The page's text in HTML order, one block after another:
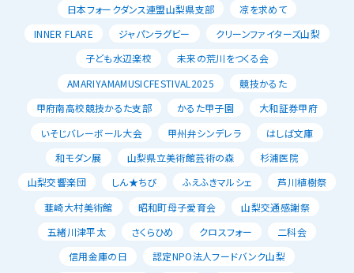
日本フォークダンス連盟山梨県支部
凉を求めて
INNER FLARE
ジャパンラグビー
クリーンファイターズ山梨
子ども水辺楽校
未来の荒川をつくる会
AMARIYAMAMUSICFESTIVAL2025
競技かるた
甲府南高校競技かるた支部
かるた甲子園
大和証券甲府
いそじバレーボール大会
甲州弁シンデレラ
はしば文庫
和モダン展
山梨県立美術館芸術の森
杉浦医院
山梨交響楽団
しん★ちび ふえふきマルシェ
芦川植樹祭
韮崎大村美術館
昭和町母子愛育会
山梨交通感謝祭
五緒川津平太
さくらひめ クロスフォー
二科会
信用金庫の日
認定NPO法人フードバンク山梨